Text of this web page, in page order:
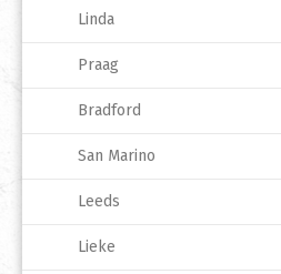
Linda
Praag
Bradford
San Marino
Leeds
Lieke